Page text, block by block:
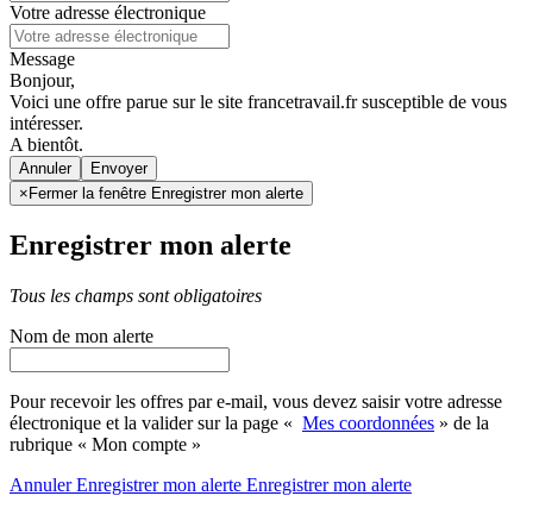
Votre adresse électronique
Message
Bonjour,
Voici une offre parue sur le site francetravail.fr susceptible de vous
intéresser.
A bientôt.
Annuler
× Fermer la fenêtre Enregistrer mon alerte
Enregistrer mon alerte
Tous les champs sont obligatoires
Nom de mon alerte
Pour recevoir les offres par e-mail, vous devez saisir votre adresse
électronique et la valider sur la page « Mes coordonnées » de la
rubrique « Mon compte »
AnnulerEnregistrer mon alerte Enregistrermon alerte